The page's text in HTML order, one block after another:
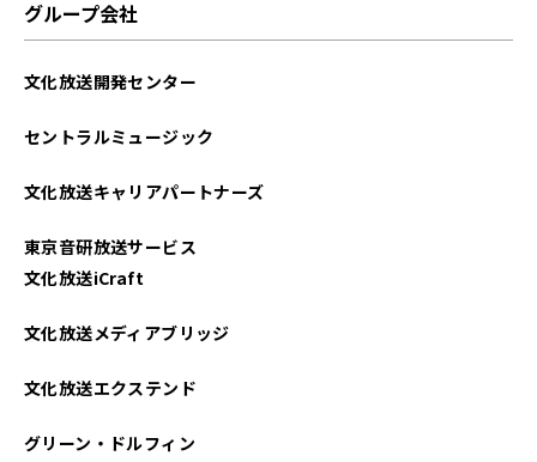
2021年02月
グループ会社
文化放送開発センター
セントラルミュージック
文化放送キャリアパートナーズ
東京音研放送サービス
文化放送iCraft
文化放送メディアブリッジ
文化放送エクステンド
グリーン・ドルフィン